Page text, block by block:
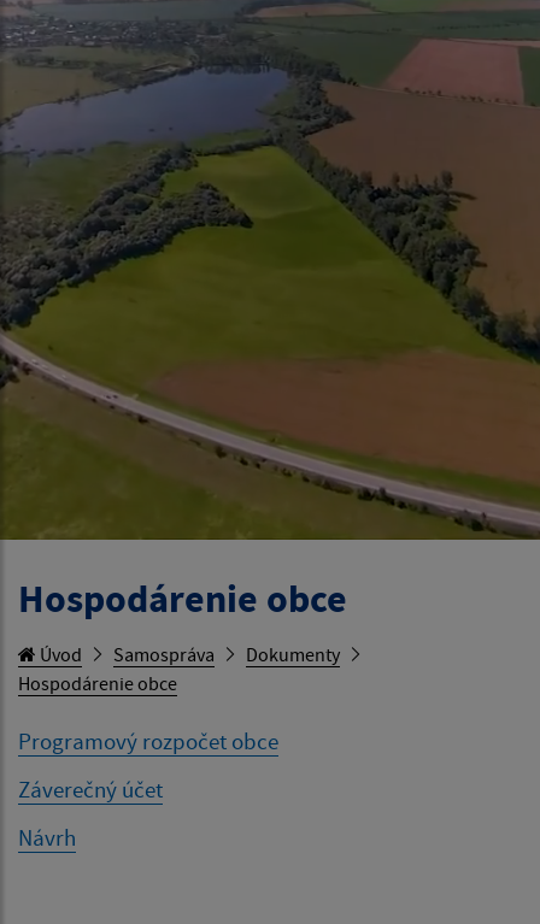
Hospodárenie obce
Úvod Samospráva
Dokumenty
Hospodárenie obce
Programový rozpočet obce
Záverečný účet
Návrh